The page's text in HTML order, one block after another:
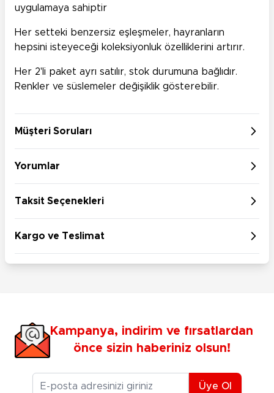
uygulamaya sahiptir
Her setteki benzersiz eşleşmeler, hayranların
hepsini isteyeceği koleksiyonluk özelliklerini artırır.
Her 2'li paket ayrı satılır, stok durumuna bağlıdır.
Renkler ve süslemeler değişiklik gösterebilir.
Müşteri Soruları
Yorumlar
Taksit Seçenekleri
Kargo ve Teslimat
Kampanya, indirim ve fırsatlardan
önce sizin haberiniz olsun!
E-posta Adresiniz
Üye Ol